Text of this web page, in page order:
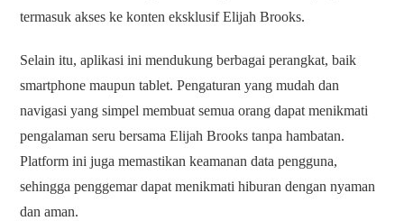
termasuk akses ke konten eksklusif Elijah Brooks.
Selain itu, aplikasi ini mendukung berbagai perangkat, baik
smartphone maupun tablet. Pengaturan yang mudah dan
navigasi yang simpel membuat semua orang dapat menikmati
pengalaman seru bersama Elijah Brooks tanpa hambatan.
Platform ini juga memastikan keamanan data pengguna,
sehingga penggemar dapat menikmati hiburan dengan nyaman
dan aman.